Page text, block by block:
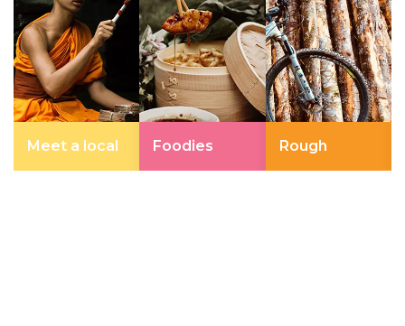
Meet a local Foodies Rough